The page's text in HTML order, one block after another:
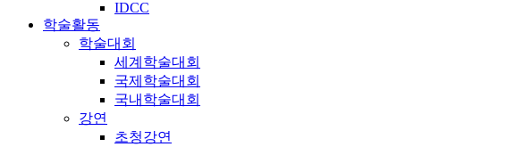
IDCC
학술활동
학술대회
세계학술대회
국제학술대회
국내학술대회
강연
초청강연